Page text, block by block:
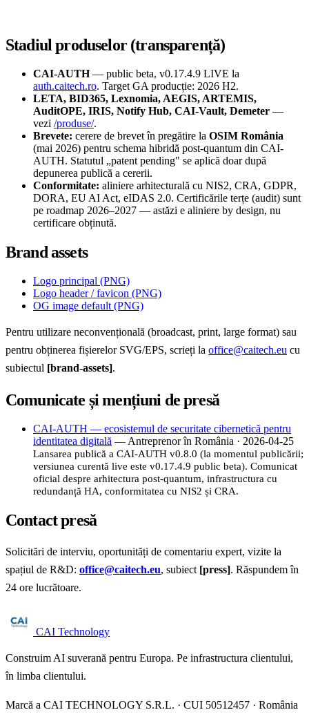
Stadiul produselor (transparență)
CAI-AUTH— public beta, v0.17.4.9 LIVE la
auth.caitech.ro. Target GA producție: 2026 H2.
LETA, BID365, Lexnomia, AEGIS, ARTEMIS,
AuditOPE, IRIS, Notify Hub, CAI-Vault, Demeter —
vezi /produse/.
Brevete: cerere de brevet în pregătire la OSIM România
(mai 2026) pentru schema hibridă post-quantum din CAI-
AUTH. Statutul „patent pending" se aplică doar după
depunerea publică a cererii.
Conformitate: aliniere arhitecturală cu NIS2, CRA, GDPR,
DORA, EU AI Act, eIDAS 2.0. Certificările terțe (audit) sunt
pe roadmap 2026–2027 — astăzi e aliniere by design, nu
certificare obținută.
Brand assets
Logo principal (PNG)
Logo header / favicon (PNG)
OG image default (PNG)
Pentru utilizare neconvențională (broadcast, print, large format) sau
pentru obținerea fișierelor SVG/EPS, scrieți la office@caitech.eu cu
subiectul [brand-assets].
Comunicate și mențiuni de presă
CAI-AUTH — ecosistemul de securitate cibernetică pentru
identitatea digitală — Antreprenor în România · 2026-04-25
Lansarea publică a CAI-AUTH v0.8.0 (la momentul publicării;
versiunea curentă live este v0.17.4.9 public beta). Comunicat
oficial despre arhitectura post-quantum, infrastructura cu
redundanță HA, conformitatea cu NIS2 și CRA.
Contact presă
Solicitări de interviu, oportunități de comentariu expert, vizite la
spațiul de R&D: office@caitech.eu, subiect [press]. Răspundem în
24 ore lucrătoare.
CAI Technology
Construim AI suverană pentru Europa. Pe infrastructura clientului,
în limba clientului.
Marcă a CAI TECHNOLOGY S.R.L. · CUI 50512457 · România